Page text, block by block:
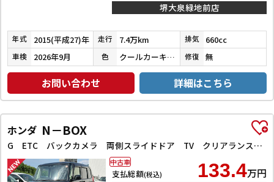
堺大泉緑地前店
年式 2015(平成27)年 走行 7.4万km 排気 660cc
車検 2026年9月 色 クールカーキパールメタリック／ホワイト 修復 無
お問い合わせ 詳細はこちら
ホンダ N－BOX
G ETC バックカメラ 両側スライドドア TV クリアランスソナー オートクルーズコントロール レーンアシスト 衝突被害軽減システム オートライト LEDヘッドランプ スマートキー
支払総額(税込) 133.4万円
中古車